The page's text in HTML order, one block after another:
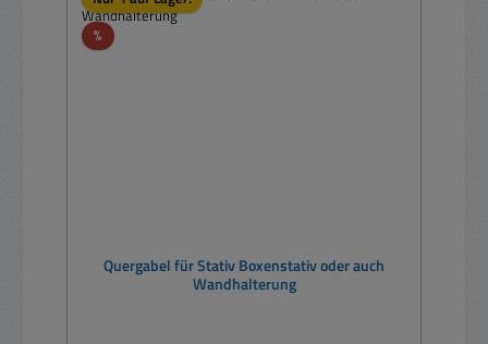
%Rabatt
Quergabel für Stativ Boxenstativ oder auch
Wandhalterung